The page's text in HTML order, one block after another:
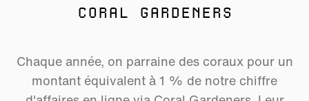
CORAL GARDENERS
Chaque année, on parraine des coraux pour un
montant équivalent à 1 % de notre chiffre